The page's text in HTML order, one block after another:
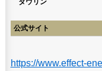
タウリン
公式サイト
https://www.effect-